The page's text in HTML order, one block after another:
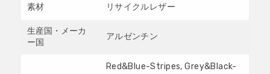
素材 リサイクルレザー
生産国・メーカ
ー国
アルゼンチン
Red&Blue-Stripes, Grey&Black-